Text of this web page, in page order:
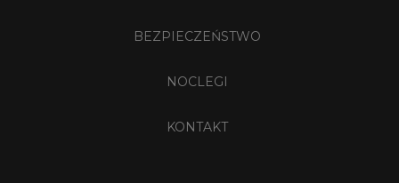
BEZPIECZEŃSTWO
NOCLEGI
KONTAKT